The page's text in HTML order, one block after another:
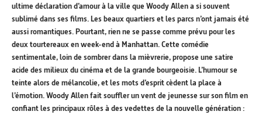
ultime déclaration d’amour à la ville que Woody Allen a si souvent
sublimé dans ses films. Les beaux quartiers et les parcs n’ont jamais été
aussi romantiques. Pourtant, rien ne se passe comme prévu pour les
deux tourtereaux en week-end à Manhattan. Cette comédie
sentimentale, loin de sombrer dans la mièvrerie, propose une satire
acide des milieux du cinéma et de la grande bourgeoisie. L’humour se
teinte alors de mélancolie, et les mots d’esprit cèdent la place à
l’émotion. Woody Allen fait souffler un vent de jeunesse sur son film en
confiant les principaux rôles à des vedettes de la nouvelle génération :